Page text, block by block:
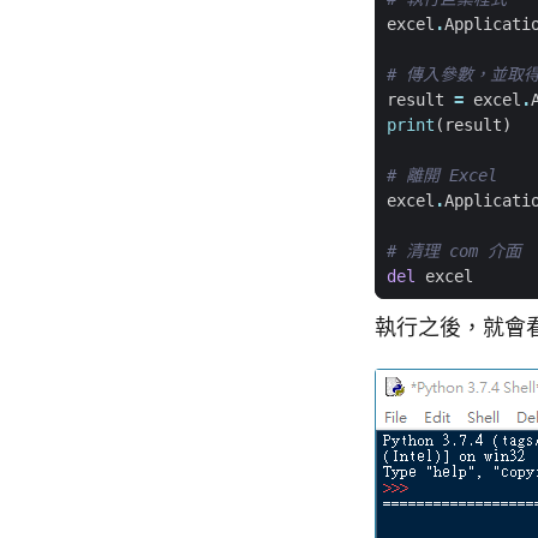
excel .
# 傳入參數，並取
result = excel .
print ( result)
# 離開 Excel
excel .
# 清理 com 介面
del
excel
執行之後，就會